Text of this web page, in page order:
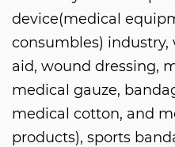
device(medical
consumbles)
aid, wound dressing,
medical gauze,
medical cotton, and
products), sports